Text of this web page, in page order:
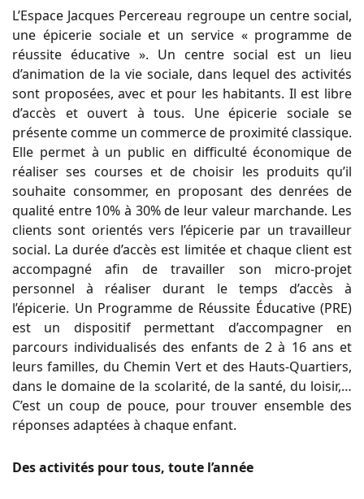
L’Espace Jacques Percereau regroupe un centre social,
une épicerie sociale et un service « programme de
réussite éducative ». Un centre social est un lieu
d’animation de la vie sociale, dans lequel des activités
sont proposées, avec et pour les habitants. Il est libre
d’accès et ouvert à tous. Une épicerie sociale se
présente comme un commerce de proximité classique.
Elle permet à un public en difficulté économique de
réaliser ses courses et de choisir les produits qu’il
souhaite consommer, en proposant des denrées de
qualité entre 10% à 30% de leur valeur marchande. Les
clients sont orientés vers l’épicerie par un travailleur
social. La durée d’accès est limitée et chaque client est
accompagné afin de travailler son micro-projet
personnel à réaliser durant le temps d’accès à
l’épicerie. Un Programme de Réussite Éducative (PRE)
est un dispositif permettant d’accompagner en
parcours individualisés des enfants de 2 à 16 ans et
leurs familles, du Chemin Vert et des Hauts-Quartiers,
dans le domaine de la scolarité, de la santé, du loisir,…
C’est un coup de pouce, pour trouver ensemble des
réponses adaptées à chaque enfant.
Des activités pour tous, toute l’année